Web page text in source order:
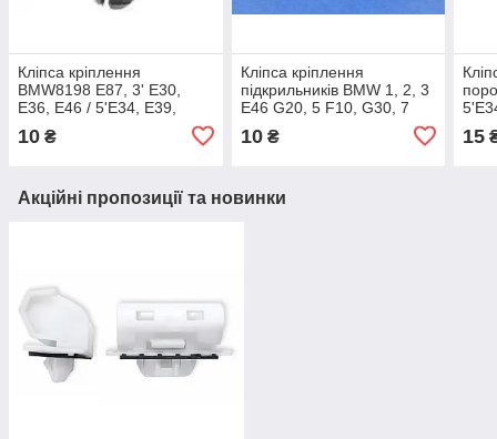
Кліпса кріплення
BMW8198 E87, 3' E30,
E36, E46 / 5'Е34, Е39,
E60, F07 / 6' E63 / 7' E38 /
X3' E83, F25 / X5 E53
10 ₴
Кліпса кріплення
підкрильників BMW 1, 2, 3
E46 G20, 5 F10, G30, 7
G12, X1 F48 X3 F25, G01,
X4 X5 E53 E70 F15 G05
10₴ 15
Акційні пропозиції та новинки